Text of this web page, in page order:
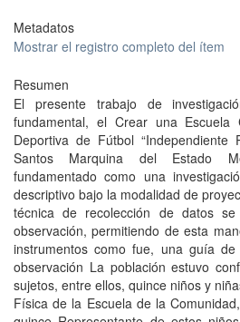
Metadatos
Mostrar el registro completo del ítem
Resumen
El presente trabajo de
fundamental, el Crear una Escuela
Deportiva de Fútbol “Independiente
Santos Marquina del Estado
fundamentado como una
descriptivo bajo la modalidad de
técnica de recolección de datos
observación, permitiendo de esta
instrumentos como fue, una guía
observación La población estuvo
sujetos, entre ellos, quince niños y
Física de la Escuela de la